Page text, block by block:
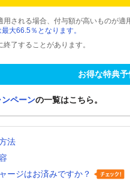
される場合、付与額が高いものが適
大66.5％となります。
了することがあります。
お得な特典予
ペーンの一覧はこちら。
法
ージはお済みですか？